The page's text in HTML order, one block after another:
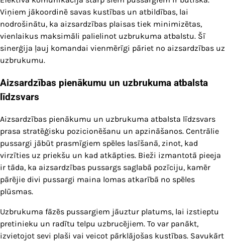
Viņiem jākoordinē savas kustības un atbildības, lai
nodrošinātu, ka aizsardzības plaisas tiek minimizētas,
vienlaikus maksimāli palielinot uzbrukuma atbalstu. Šī
sinerģija ļauj komandai vienmērīgi pāriet no aizsardzības uz
uzbrukumu.
Aizsardzības pienākumu un uzbrukuma atbalsta
līdzsvars
Aizsardzības pienākumu un uzbrukuma atbalsta līdzsvars
prasa stratēģisku pozicionēšanu un apzināšanos. Centrālie
pussargi jābūt prasmīgiem spēles lasīšanā, zinot, kad
virzīties uz priekšu un kad atkāpties. Bieži izmantotā pieeja
ir tāda, ka aizsardzības pussargs saglabā pozīciju, kamēr
pārējie divi pussargi maina lomas atkarībā no spēles
plūsmas.
Uzbrukuma fāzēs pussargiem jāuztur platums, lai izstieptu
pretinieku un radītu telpu uzbrucējiem. To var panākt,
izvietojot sevi plaši vai veicot pārklājošas kustības. Savukārt